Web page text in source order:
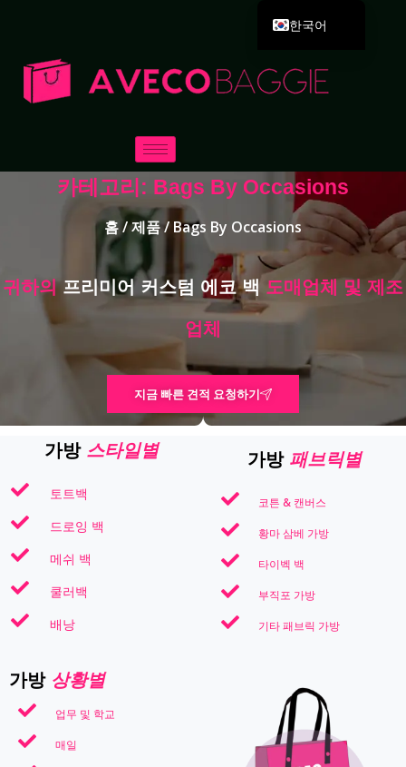
카테고리: Bags By Occasions
홈/제품/ Bags By Occasions
귀하의프리미어 커스텀 에코 백 도매업체 및 제조
업체
지금 빠른 견적 요청하기
가방 스타일별
토트백
드로잉 백
메쉬 백
쿨러백
배낭
가방 패브릭별
코튼 & 캔버스
황마 삼베 가방
타이벡 백
부직포 가방
기타 패브릭 가방
가방 상황별
업무 및 학교
매일
한국어
Deutsch
Русский
العربية
Français
Italiano
日本語
Dansk